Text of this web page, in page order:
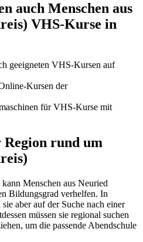
auch Menschen aus
VHS-Kurse in
geeigneten VHS-Kursen auf
Kursen der
für VHS-Kurse mit
Region rund um
Menschen aus Neuried
Bildungsgrad verhelfen. In
aber auf der Suche nach einer
müssen sie regional suchen
um die passende Abendschule